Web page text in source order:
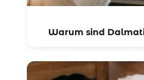
Warum sind